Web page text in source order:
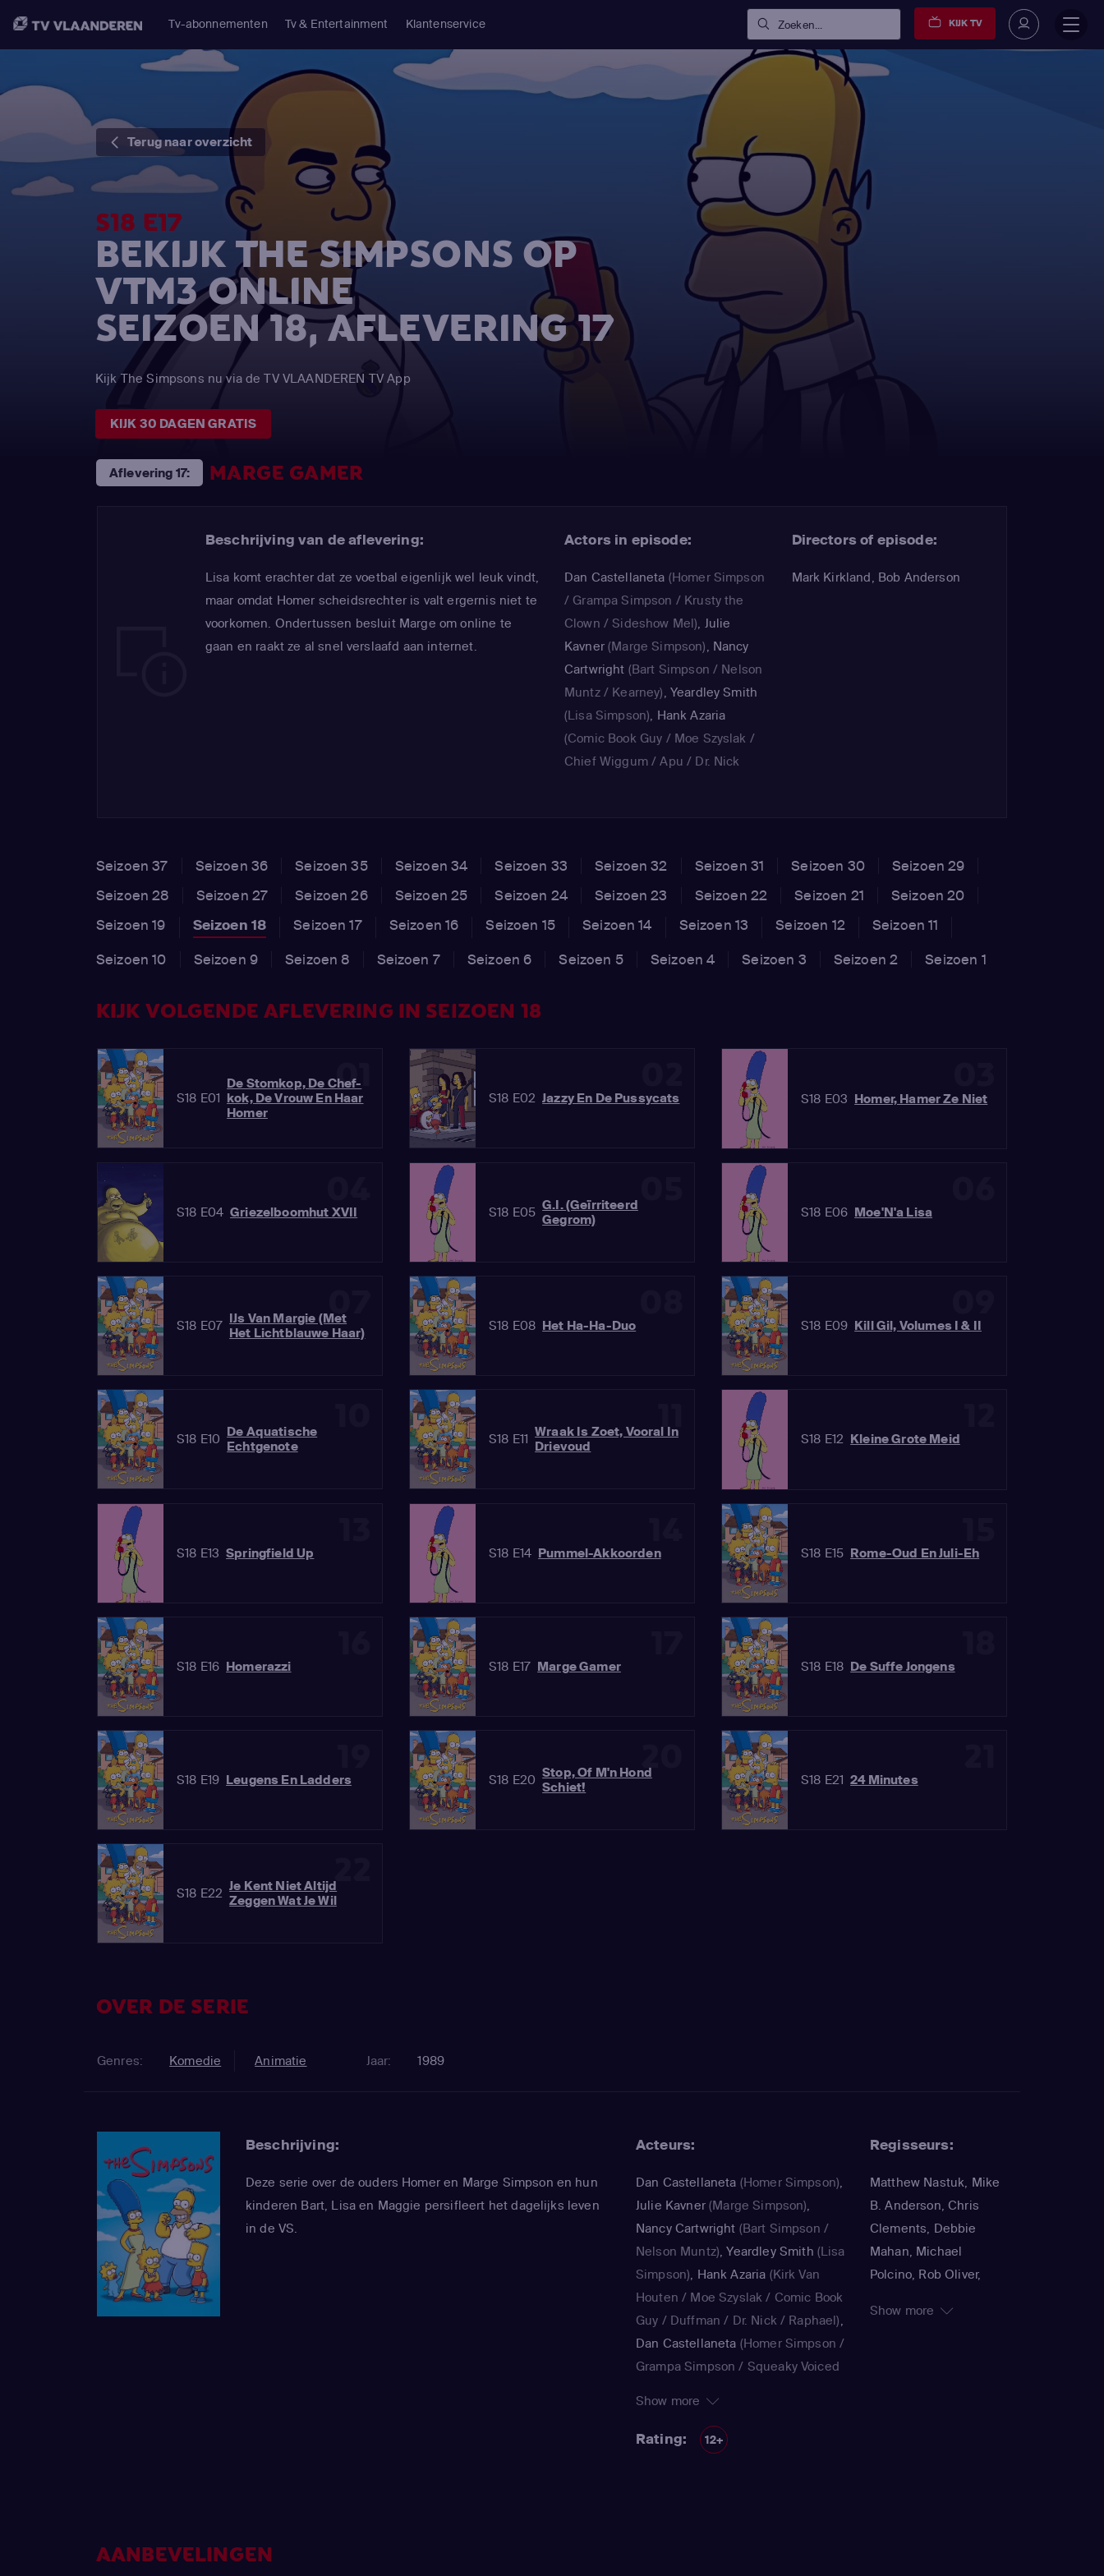
Tv-abonnementen Tv & Entertainment Klantenservice Zoeken... KIJK TV
Terug naar overzicht
S18 E17
BEKIJK THE SIMPSONS OP
VTM3 ONLINE
SEIZOEN 18, AFLEVERING 17
Kijk The Simpsons nu via de TV VLAANDEREN TV App
KIJK 30 DAGEN GRATIS
Aflevering 17: MARGE GAMER
Beschrijving van de aflevering:
Lisa komt erachter dat ze voetbal eigenlijk wel leuk vindt,
maar omdat Homer scheidsrechter is valt ergernis niet te
voorkomen. Ondertussen besluit Marge om online te
gaan en raakt ze al snel verslaafd aan internet.
Actors in episode:
Dan Castellaneta (Homer Simpson
/ Grampa Simpson / Krusty the
Clown / Sideshow Mel), Julie
Kavner(Marge Simpson), Nancy
Cartwright (Bart Simpson / Nelson
Muntz / Kearney), Yeardley Smith
(Lisa Simpson), Hank Azaria
(Comic Book Guy / Moe Szyslak /
Chief Wiggum / Apu / Dr. Nick
Directors of episode:
Mark Kirkland, Bob Anderson
Seizoen 37 Seizoen 36 Seizoen 35 Seizoen 34 Seizoen 33 Seizoen 32 Seizoen 31 Seizoen 30
Seizoen 29
Seizoen 28
Seizoen 27 Seizoen 26 Seizoen 25 Seizoen 24 Seizoen 23 Seizoen 22 Seizoen 21
Seizoen 20
Seizoen 19
Seizoen 18 Seizoen 17 Seizoen 16 Seizoen 15 Seizoen 14 Seizoen 13 Seizoen 12
Seizoen 11
Seizoen 10
Seizoen 9 Seizoen 8 Seizoen 7 Seizoen 6 Seizoen 5 Seizoen 4 Seizoen 3 Seizoen 2 Seizoen 1
KIJK VOLGENDE AFLEVERING IN SEIZOEN 18
01
S18 E01
De Stomkop, De Chef-
kok, De Vrouw En Haar
Homer
S18 E02 Jazzy En De Pussycats S18 E03 Homer, Hamer Ze Niet
S18 E04 Griezelboomhut XVII S18 E05 G.I. (Geïrriteerd
Gegrom)
S18 E06 Moe'N'a Lisa
07
S18 E07 IJs Van Margie (Met
Het Lichtblauwe Haar)
S18 E08 Het Ha-Ha-Duo S18 E09 Kill Gil, Volumes I & II
S18 E10 De Aquatische
Echtgenote
11
S18 E11 Wraak Is Zoet, Vooral In
Drievoud
S18 E12 Kleine Grote Meid
S18 E13 Springfield Up S18 E14 Pummel-Akkoorden S18 E15 Rome-Oud En Juli-Eh
S18 E16 Homerazzi S18 E17 Marge Gamer S18 E18 De Suffe Jongens
S18 E19 Leugens En Ladders
20
S18 E20 Stop, Of M'n Hond
Schiet!
S18 E21 24 Minutes
22
S18 E22 Je Kent Niet Altijd
Zeggen Wat Je Wil
OVER DE SERIE
Genres: Komedie Animatie Jaar: 1989
Beschrijving:
Deze serie over de ouders Homer en Marge Simpson en hun
kinderen Bart, Lisa en Maggie persifleert het dagelijks leven
in de VS.
Acteurs:
Dan Castellaneta (Homer Simpson),
Julie Kavner(Marge Simpson),
Nancy Cartwright (Bart Simpson /
Nelson Muntz),Yeardley Smith (Lisa
Simpson), Hank Azaria (Kirk Van
Houten / Moe Szyslak / Comic Book
Guy / Duffman / Dr. Nick / Raphael),
Dan Castellaneta (Homer Simpson /
Grampa Simpson / Squeaky Voiced
Nancy Cartwright
Kearney Zzyzwicz / voice)
Show more
Rating: 12+
Regisseurs:
Matthew Nastuk, Mike
B. Anderson, Chris
Clements, Debbie
Mahan, Michael
Polcino, Rob Oliver,
K., Jorge R. Gutiérrez,
Show more
AANBEVELINGEN